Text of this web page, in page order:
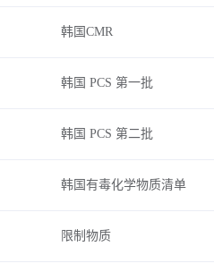
韩国CMR
韩国 PCS 第一批
韩国 PCS 第二批
韩国有毒化学物质清单
限制物质